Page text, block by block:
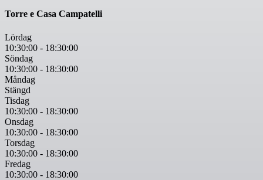
Torre e Casa Campatelli
Lördag
10:30:00 - 18:30:00
Söndag
10:30:00 - 18:30:00
Måndag
Stängd
Tisdag
10:30:00 - 18:30:00
Onsdag
10:30:00 - 18:30:00
Torsdag
10:30:00 - 18:30:00
Fredag
10:30:00 - 18:30:00